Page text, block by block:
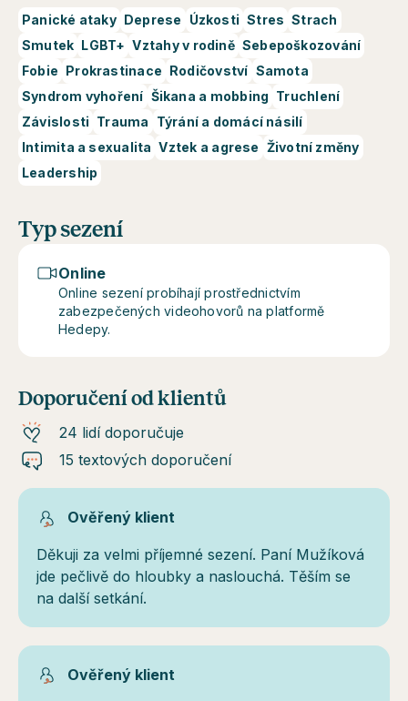
Panické ataky Deprese Úzkosti Stres Strach
Smutek LGBT+ Vztahy v rodině Sebepoškozování
Fobie Prokrastinace Rodičovství Samota
Syndrom vyhoření Šikana a mobbing Truchlení
Závislosti Trauma
Týrání a domácí násilí
Intimita a sexualita Vztek a agrese Životní změny
Leadership
Typ sezení
Online
Online sezení probíhají prostřednictvím
zabezpečených videohovorů na platformě
Hedepy.
Doporučení od klientů
24 lidí doporučuje
15 textových doporučení
Ověřený klient
Děkuji za velmi příjemné sezení. Paní Mužíková
jde pečlivě do hloubky a naslouchá. Těším se
na další setkání.
Ověřený klient